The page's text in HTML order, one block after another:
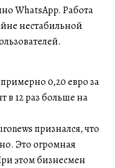
WhatsApp. Работа
нестабильной
0,20 евро за
в 12 раз больше на
признался, что
Это огромная
этом бизнесмен